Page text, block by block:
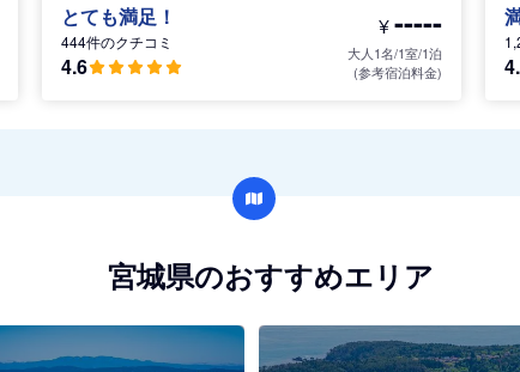
とても満足！
444件のクチコミ
4.6
¥-----
大人1名/1室/1泊
(参考宿泊料金)
宮城県のおすすめエリア